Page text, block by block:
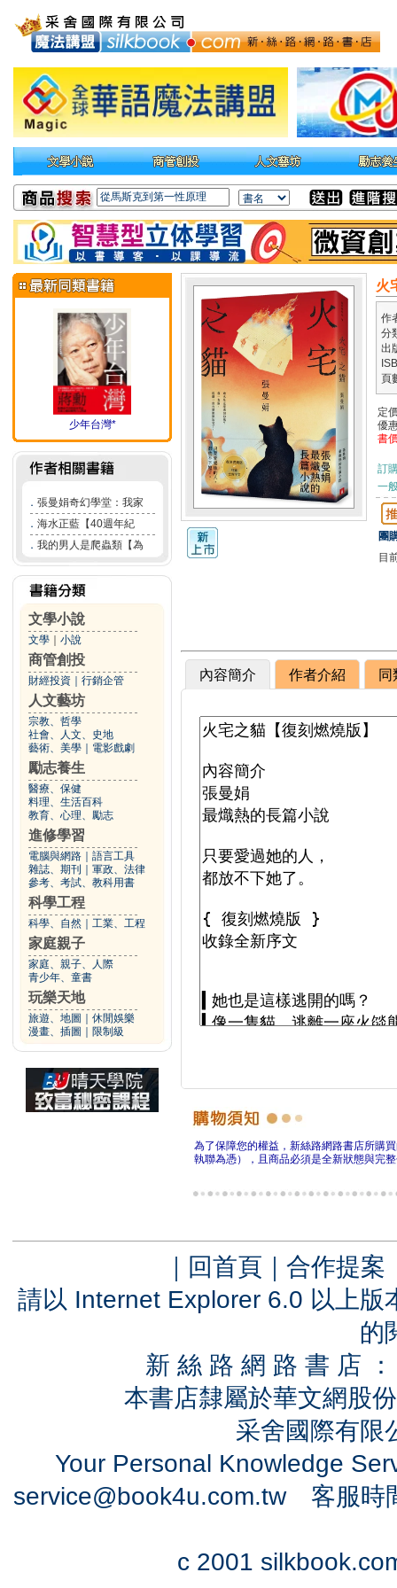
少年台灣*
． 張曼娟奇幻學堂：我家
． 海水正藍【40週年紀
． 我的男人是爬蟲類【為
文學小說
文學 小說
商管創投
財經投資 行銷企管
人文藝坊
宗教、哲學
社會、人文、史地
藝術、美學
電影戲劇
勵志養生
醫療、保健
料理、生活百科
教育、心理、勵志
進修學習
電腦與網路
語言工具
雜誌、期刊
軍政、法律
參考、考試、教科用書
科學工程
科學、自然 工業、工程
家庭親子
家庭、親子、人際
青少年、童書
玩樂天地
旅遊、地圖
休閒娛樂
漫畫、插圖
限制級
火
作
分
出
頁
定
優
書
訂
一
團
目
內容簡介 作者介紹 同
為了保障您的權益，新絲路網路書店所購
執聯為憑），且商品必須是全新狀態與完
｜ 回首頁 ｜ 合作提案
請以 Internet Explorer 6.0 以上
的
新 絲 路 網 路 書 店
本書店隸屬於華文網股
采舍國際有
Your Personal Knowledge
service@book4u.com.tw客服時
c 2001